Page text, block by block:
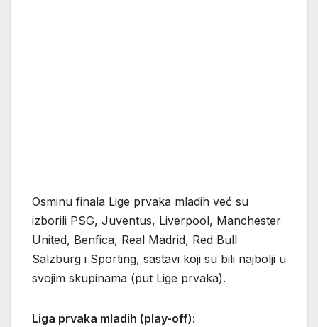
Osminu finala Lige prvaka mladih već su
izborili PSG, Juventus, Liverpool, Manchester
United, Benfica, Real Madrid, Red Bull
Salzburg i Sporting, sastavi koji su bili najbolji u
svojim skupinama (put Lige prvaka).
Liga prvaka mladih (play-off):